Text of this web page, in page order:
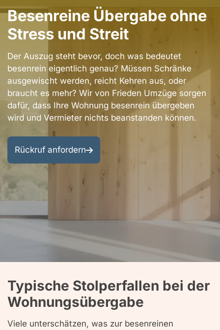
Besenreine Übergabe ohne
Stress und Streit
Der Auszug steht bevor, doch was bedeutet
besenrein eigentlich genau? Müssen Schränke
ausgewischt werden, reicht Kehren aus, oder
braucht es mehr? Wir von Frieden Umzüge sorgen
dafür, dass Ihre Wohnung besenrein übergeben
wird und Vermieter nichts beanstanden können.
Rückruf anfordern
Typische Stolperfallen bei der
Wohnungsübergabe
Viele unterschätzen, was zur besenreinen
Kontakt
Impressum
Datenschutzerklärung
AGB
Bezirke
Berlin
Entrümpelung
&
Renovierung